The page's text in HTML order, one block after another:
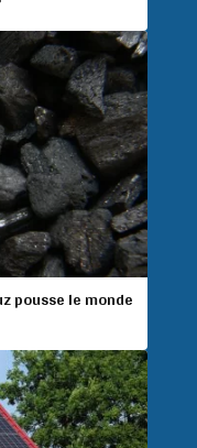
pousse le monde